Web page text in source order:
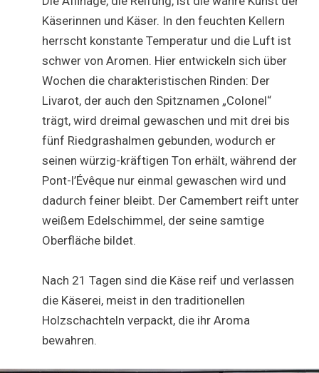
Käserinnen und Käser. In den feuchten Kellern
herrscht konstante Temperatur und die Luft ist
schwer von Aromen. Hier entwickeln sich über
Wochen die charakteristischen Rinden: Der
Livarot, der auch den Spitznamen „Colonel“
trägt, wird dreimal gewaschen und mit drei bis
fünf Riedgrashalmen gebunden, wodurch er
seinen würzig-kräftigen Ton erhält, während der
Pont-l’Évêque nur einmal gewaschen wird und
dadurch feiner bleibt. Der Camembert reift unter
weißem Edelschimmel, der seine samtige
Oberfläche bildet.
Nach 21 Tagen sind die Käse reif und verlassen
die Käserei, meist in den traditionellen
Holzschachteln verpackt, die ihr Aroma
bewahren.